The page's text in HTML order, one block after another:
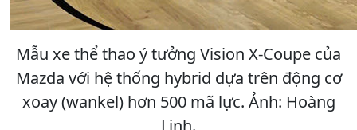
Mẫu xe thể thao ý tưởng Vision X-Coupe của
Mazda với hệ thống hybrid dựa trên động cơ
xoay (wankel) hơn 500 mã lực. Ảnh: Hoàng
Linh.